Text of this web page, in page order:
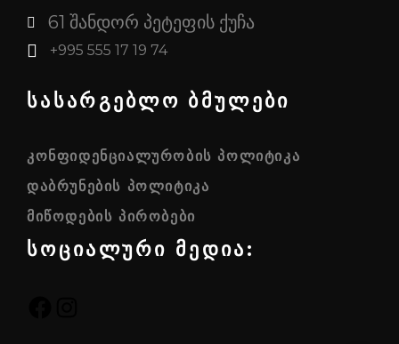
61 შანდორ პეტეფის ქუჩა
+995 555 17 19 74
სასარგებლო ბმულები
ᲙᲝᲜᲤᲘᲓᲔᲜᲪᲘᲐᲚᲣᲠᲝᲑᲘᲡ ᲞᲝᲚᲘᲢᲘᲙᲐ
ᲓᲐᲑᲠᲣᲜᲔᲑᲘᲡ ᲞᲝᲚᲘᲢᲘᲙᲐ
ᲛᲘᲬᲝᲓᲔᲑᲘᲡ ᲞᲘᲠᲝᲑᲔᲑᲘ
სოციალური მედია: